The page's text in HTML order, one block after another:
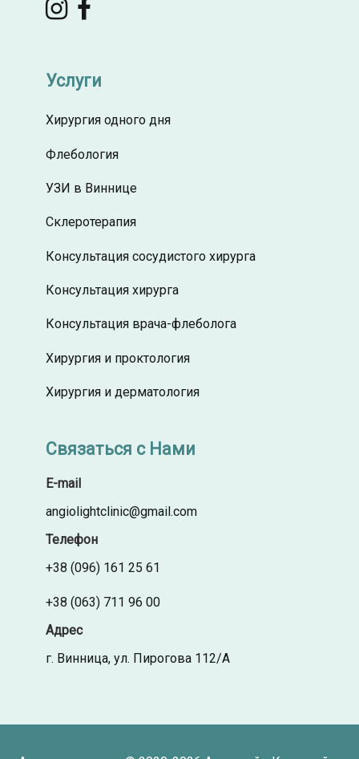
Услуги
Хирургия одного дня
Флебология
УЗИ в Виннице
Склеротерапия
Консультация сосудистого хирурга
Консультация хирурга
Консультация врача-флеболога
Хирургия и проктология
Хирургия и дерматология
Связаться с Нами
E-mail
angiolightclinic@gmail.com
Телефон
+38 (096) 161 25 61
+38 (063) 711 96 00
Адрес
г. Винница, ул. Пирогова 112/А